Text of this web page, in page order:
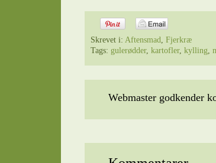
Skrevet i: Aftensmad, Fjerkræ
Tags: gulerødder, kartofler, kylling,
Webmaster godkender